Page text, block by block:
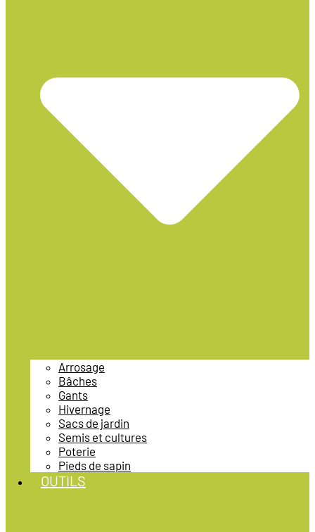
Arrosage
Bâches
Gants
Hivernage
Sacs de jardin
Semis et cultures
Poterie
Pieds de sapin
OUTILS